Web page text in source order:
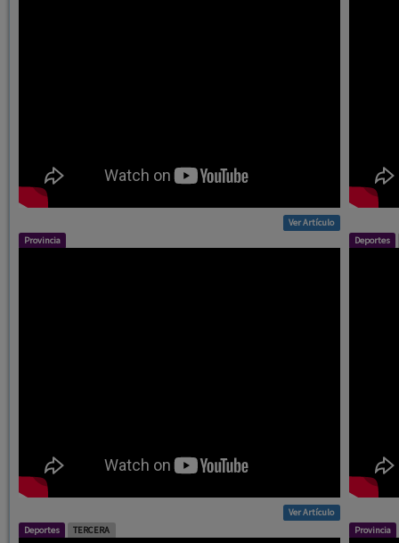
Ver Artículo
Provincia
Ver Artículo
Deportes
Deportes TERCERA Provincia